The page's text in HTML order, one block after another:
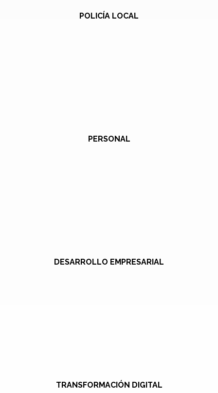
POLICÍA LOCAL
PERSONAL
DESARROLLO EMPRESARIAL
TRANSFORMACIÓN DIGITAL